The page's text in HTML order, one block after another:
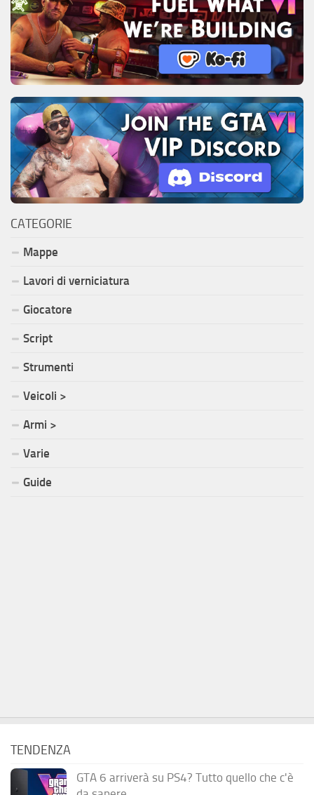
CATEGORIE
Mappe
Lavori di verniciatura
Giocatore
Script
Strumenti
Veicoli >
Armi >
Varie
Guide
TENDENZA
GTA 6 arriverà su PS4? Tutto quello che c'è